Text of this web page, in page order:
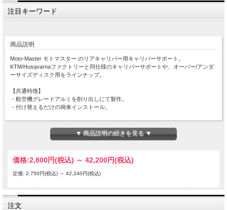
注目キーワード
商品説明
Moto-Master モトマスター のリアキャリパー用キャリパーサポート。
KTM/Husqvarnaファクトリーと同仕様のキャリパーサポートや、オーバー/アンダ
ーサイズディスク用をラインナップ。
【共通特徴】
・航空機グレードアルミを削り出しにて製作。
・付け替えるだけの簡単インストール。
【ファクトリーキャリパーサポート 】
Moto-Masterファクトリーキャリパーサポートは純正品と交換するだけの簡単イン
ストール。
KTMとHusqvarnaのファクトリーチームで使用されています。
・ブラックまたはブルーのカラーアルマイト。
・Factory Redbull Factory KTM MXGP & MX2、 Husqvarna Factory Iceone MXGP
and Rockstar Husqvarna Factory MX2 チームで実際に使用されています。
【オーバーサイズキャリパーサポート】
・KTM/Husqvarna/Husaberg/GasGas の純正ディスクサイズは220mm、20mmア
▼ 商品説明の続きを見る ▼
価格:2,800円(税込) ～ 42,200円(税込)
定価: 2,750円(税込) ～ 42,240円(税込)
注文